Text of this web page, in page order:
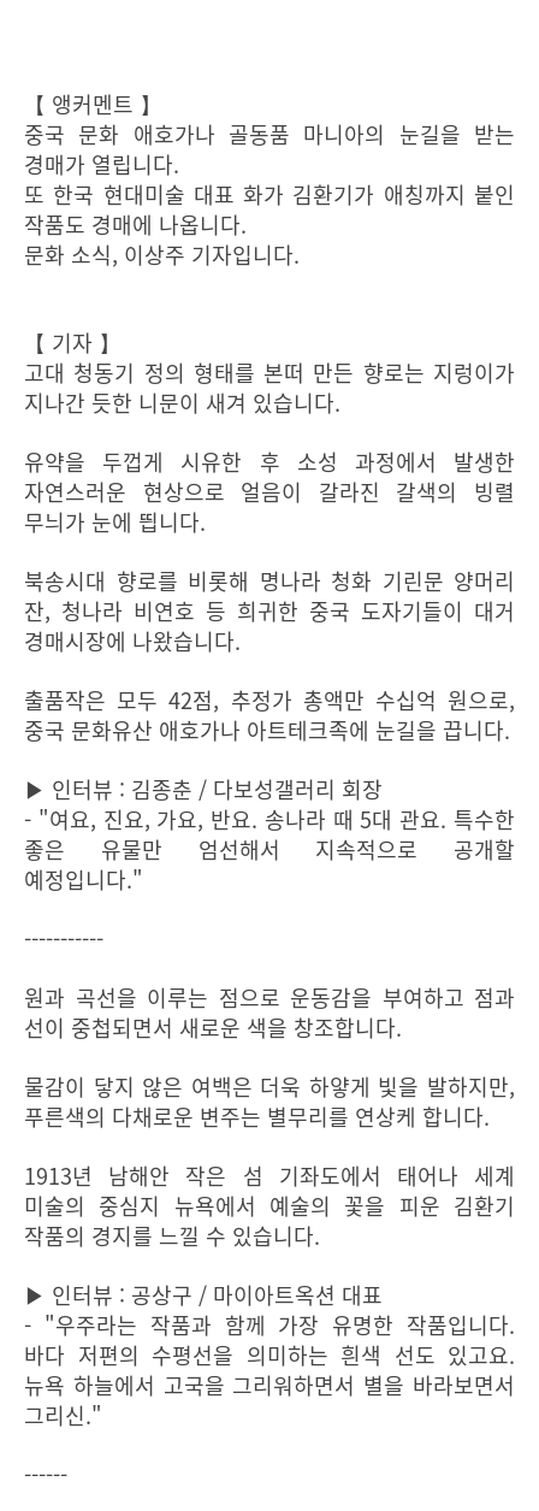
【 앵커멘트 】
중국 문화 애호가나 골동품 마니아의 눈길을 받는
경매가 열립니다.
또 한국 현대미술 대표 화가 김환기가 애칭까지 붙인
작품도 경매에 나옵니다.
문화 소식, 이상주 기자입니다.
【 기자 】
고대 청동기 정의 형태를 본떠 만든 향로는 지렁이가
지나간 듯한 니문이 새겨 있습니다.
유약을 두껍게 시유한 후 소성 과정에서 발생한
자연스러운 현상으로 얼음이 갈라진 갈색의 빙렬
무늬가 눈에 띕니다.
북송시대 향로를 비롯해 명나라 청화 기린문 양머리
잔, 청나라 비연호 등 희귀한 중국 도자기들이 대거
경매시장에 나왔습니다.
출품작은 모두 42점, 추정가 총액만 수십억 원으로,
중국 문화유산 애호가나 아트테크족에 눈길을 끕니다.
▶ 인터뷰 : 김종춘 / 다보성갤러리 회장
- "여요, 진요, 가요, 반요. 송나라 때 5대 관요. 특수한
좋은 유물만 엄선해서 지속적으로 공개할
예정입니다."
-----------
원과 곡선을 이루는 점으로 운동감을 부여하고 점과
선이 중첩되면서 새로운 색을 창조합니다.
물감이 닿지 않은 여백은 더욱 하얗게 빛을 발하지만,
푸른색의 다채로운 변주는 별무리를 연상케 합니다.
1913년 남해안 작은 섬 기좌도에서 태어나 세계
미술의 중심지 뉴욕에서 예술의 꽃을 피운 김환기
작품의 경지를 느낄 수 있습니다.
▶ 인터뷰 : 공상구 / 마이아트옥션 대표
- "우주라는 작품과 함께 가장 유명한 작품입니다.
바다 저편의 수평선을 의미하는 흰색 선도 있고요.
뉴욕 하늘에서 고국을 그리워하면서 별을 바라보면서
그리신."
------